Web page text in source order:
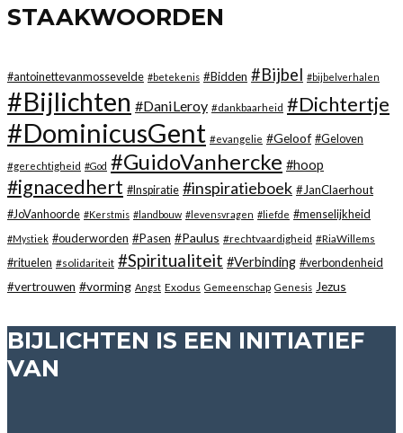
STAAKWOORDEN
#antoinettevanmossevelde #betekenis #Bidden #Bijbel #bijbelverhalen
#Bijlichten #DaniLeroy #dankbaarheid #Dichtertje
#DominicusGent #evangelie #Geloof #Geloven
#gerechtigheid #God #GuidoVanhercke #hoop
#ignacedhert #Inspiratie #inspiratieboek #JanClaerhout
#JoVanhoorde #Kerstmis #landbouw #levensvragen #liefde #menselijkheid
#Mystiek #ouderworden #Pasen #Paulus #rechtvaardigheid #RiaWillems
#rituelen #solidariteit #Spiritualiteit #Verbinding #verbondenheid
#vertrouwen #vorming Angst Exodus Gemeenschap Genesis Jezus
BIJLICHTEN IS EEN INITIATIEF
VAN